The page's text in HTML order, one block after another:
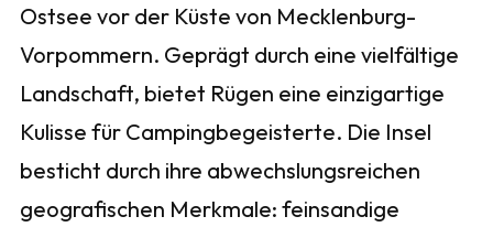
Ostsee vor der Küste von Mecklenburg-
Vorpommern. Geprägt durch eine vielfältige
Landschaft, bietet Rügen eine einzigartige
Kulisse für Campingbegeisterte. Die Insel
besticht durch ihre abwechslungsreichen
geografischen Merkmale: feinsandige